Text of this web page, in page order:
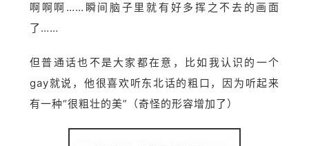
啊啊啊……瞬间脑子里就有好多挥之不去的画面
了……
但普通话也不是大家都在意，比如我认识的一个
gay就说，他很喜欢听东北话的粗口，因为听起来
有一种“很粗壮的美”（奇怪的形容增加了）